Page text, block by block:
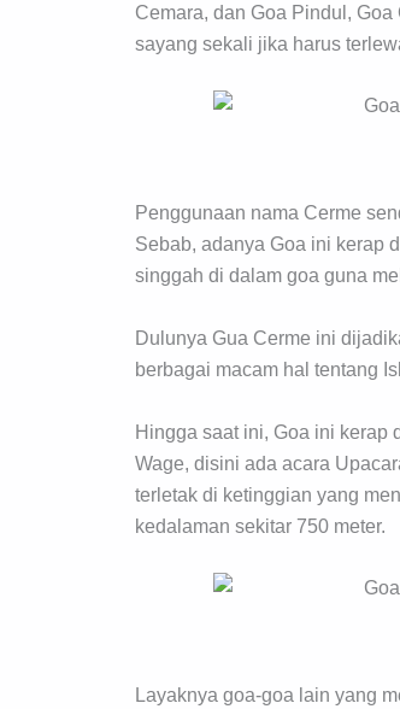
Cemara, dan Goa Pindul,
sayang sekali jika harus
Penggunaan nama Cerme
Sebab, adanya Goa ini kerap
singgah di dalam goa guna
Dulunya Gua Cerme ini
berbagai macam hal tentang
Hingga saat ini, Goa ini kerap
Wage, disini ada acara
terletak di ketinggian yang
kedalaman sekitar 750 meter.
Layaknya goa-goa lain yang